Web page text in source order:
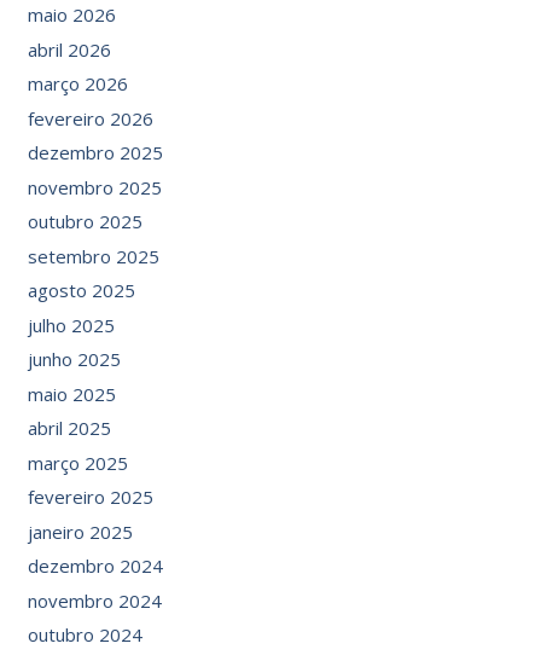
maio 2026
abril 2026
março 2026
fevereiro 2026
dezembro 2025
novembro 2025
outubro 2025
setembro 2025
agosto 2025
julho 2025
junho 2025
maio 2025
abril 2025
março 2025
fevereiro 2025
janeiro 2025
dezembro 2024
novembro 2024
outubro 2024